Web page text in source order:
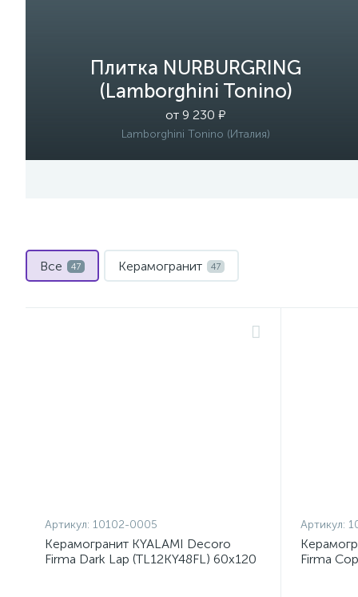
Плитка NURBURGRING
(Lamborghini Tonino)
от 9 230 ₽
Lamborghini Tonino (Италия)
Все 47 Керамогранит 47
Артикул: 10102-0005
Керамогранит KYALAMI Decoro
Firma Dark Lap (TL12KY48FL) 60x120
Артикул:
Firma